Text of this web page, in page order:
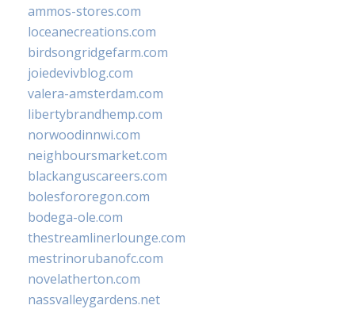
ammos-stores.com
loceanecreations.com
birdsongridgefarm.com
joiedevivblog.com
valera-amsterdam.com
libertybrandhemp.com
norwoodinnwi.com
neighboursmarket.com
blackanguscareers.com
bolesfororegon.com
bodega-ole.com
thestreamlinerlounge.com
mestrinorubanofc.com
novelatherton.com
nassvalleygardens.net